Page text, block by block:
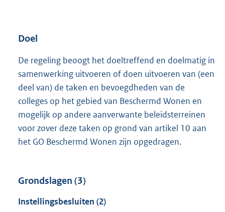
Doel
De regeling beoogt het doeltreffend en doelmatig in
samenwerking uitvoeren of doen uitvoeren van (een
deel van) de taken en bevoegdheden van de
colleges op het gebied van Beschermd Wonen en
mogelijk op andere aanverwante beleidsterreinen
voor zover deze taken op grond van artikel 10 aan
het GO Beschermd Wonen zijn opgedragen.
Grondslagen (3)
Instellingsbesluiten (2)